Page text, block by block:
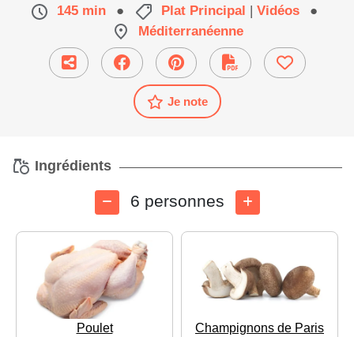
145 min ● Plat Principal | Vidéos
●
Méditerranéenne
Je note
Ingrédients
6 personnes
Poulet
Champignons de Paris